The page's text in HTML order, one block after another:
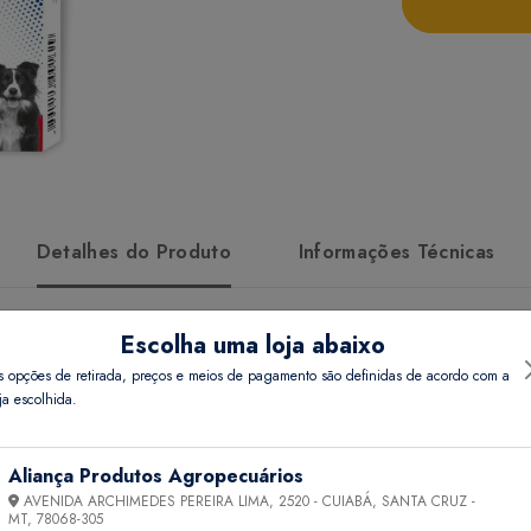
Detalhes do Produto Informações Técnicas
fezes)
(cães e gatos) que convivem com o animal que apresenta
Escolha uma loja abaixo
opções de retirada, preços e meios de pagamento são definidas de acordo com a
escolhida.
Aliança Produtos Agropecuários
AVENIDA ARCHIMEDES PEREIRA LIMA, 2520 - CUIABÁ, SANTA CRUZ -
MT, 78068-305